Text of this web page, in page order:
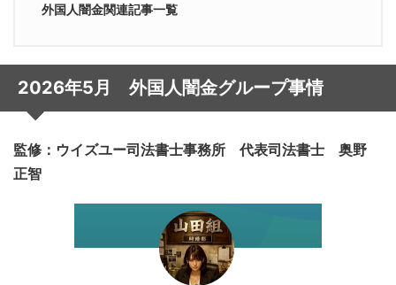
外国人闇金関連記事一覧
2026年5月 外国人闇金グループ事情
監修：ウイズユー司法書士事務所 代表司法書士 奥野
正智